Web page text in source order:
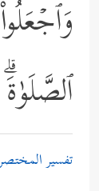
تفسير